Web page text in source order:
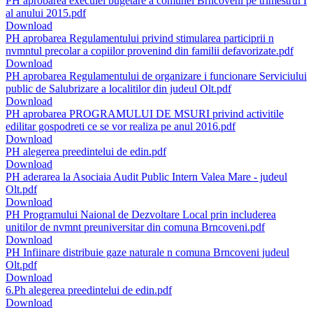
al anului 2015.pdf
Download
PH aprobarea Regulamentului privind stimularea participrii n
nvmntul precolar a copiilor provenind din familii defavorizate.pdf
Download
PH aprobarea Regulamentului de organizare i funcionare Serviciului
public de Salubrizare a localitilor din judeul Olt.pdf
Download
PH aprobarea PROGRAMULUI DE MSURI privind activitile
edilitar gospodreti ce se vor realiza pe anul 2016.pdf
Download
PH alegerea preedintelui de edin.pdf
Download
PH aderarea la Asociaia Audit Public Intern Valea Mare - judeul
Olt.pdf
Download
PH Programului Naional de Dezvoltare Local prin includerea
unitilor de nvmnt preuniversitar din comuna Brncoveni.pdf
Download
PH Infiinare distribuie gaze naturale n comuna Brncoveni judeul
Olt.pdf
Download
6.Ph alegerea preedintelui de edin.pdf
Download